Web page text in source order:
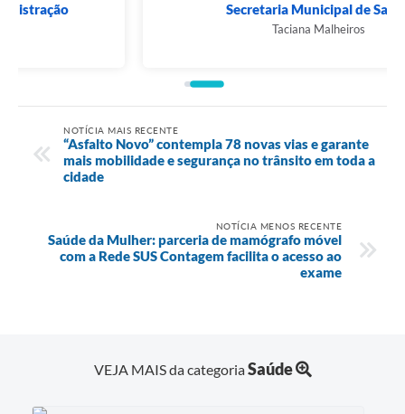
Secretaria Municipal de Saúde
NOTÍCIA MAIS RECENTE
“Asfalto Novo” contempla 78 novas vias e garante
mais mobilidade e segurança no trânsito em toda a
cidade
NOTÍCIA MENOS RECENTE
Saúde da Mulher: parceria de mamógrafo móvel
com a Rede SUS Contagem facilita o acesso ao
exame
VEJA MAIS da categoriaSaúde